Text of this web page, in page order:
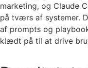
marketing, og Claude
på tværs af systemer.
af prompts og
klædt på til at drive